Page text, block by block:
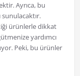
Ayrıca, bu
ürünlerle dikkat
yardımcı
Peki, bu ürünler